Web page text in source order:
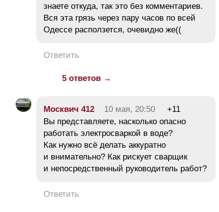
знаете откуда, так это без комментариев.
Вся эта грязь через пару часов по всей
Одессе расползется, очевидно же((
Ответить
5 ответов →
Москвич 412 10 мая, 20:50
+11
Вы представляете, насколько опасно
работать электросваркой в воде?
Как нужно всё делать аккуратно
и внимательно? Как рискует сварщик
и непосредственный руководитель работ?
Ответить